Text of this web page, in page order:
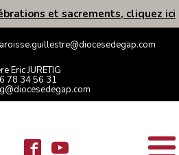
et sacrements, cliquez ici
Eric JURETIG
78 34 56 31